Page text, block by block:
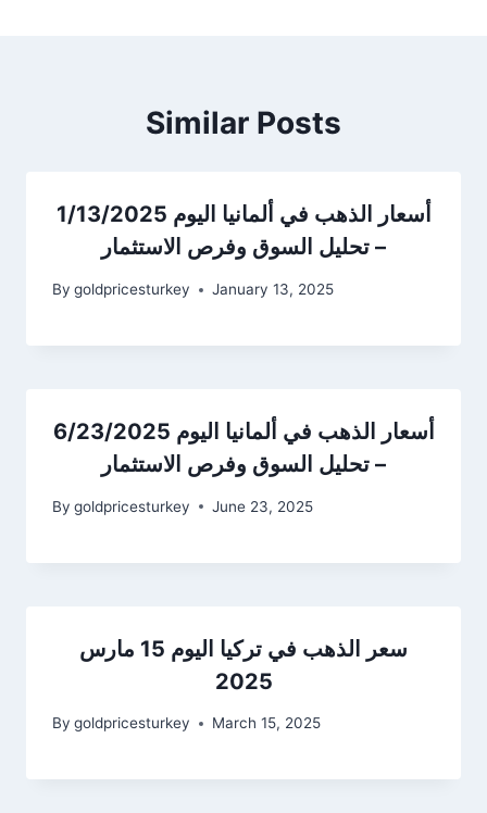
Similar Posts
أسعار الذهب في ألمانيا اليوم 1/13/2025
– تحليل السوق وفرص الاستثمار
By goldpricesturkey January 13, 2025
أسعار الذهب في ألمانيا اليوم 6/23/2025
– تحليل السوق وفرص الاستثمار
By goldpricesturkey June 23, 2025
سعر الذهب في تركيا اليوم 15 مارس
2025
By goldpricesturkey March 15, 2025